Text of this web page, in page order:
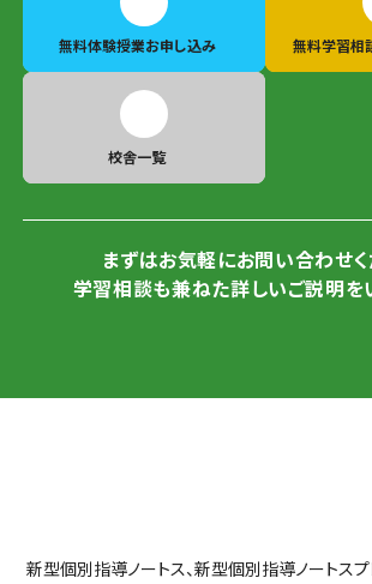
無料体験授業お申し込み 無料学習相
校舎一覧
まずはお気軽にお問い合わせく
学習相談も兼ねた詳しいご説明を
新型個別指導ノートス、新型個別指導ノートス